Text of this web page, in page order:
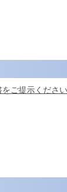
ご提示ください